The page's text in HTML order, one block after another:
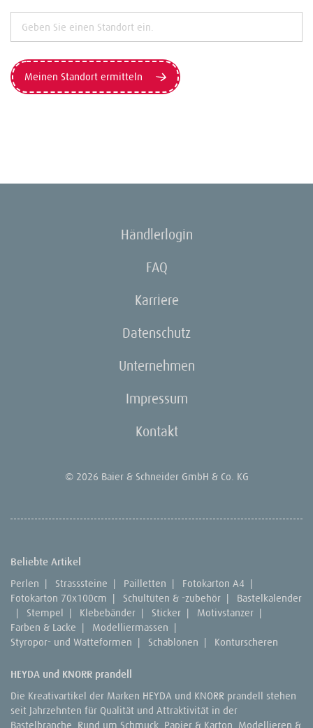
Meinen Standort ermitteln
Händlerlogin
FAQ
Karriere
Datenschutz
Unternehmen
Impressum
Kontakt
© 2026 Baier & Schneider GmbH & Co. KG
Beliebte Artikel
Perlen | Strasssteine | Pailletten | Fotokarton A4 |
Fotokarton 70x100cm | Schultüten & -zubehör |
Bastelkalender
|
Stempel | Klebebänder | Sticker | Motivstanzer |
Farben & Lacke | Modelliermassen |
Styropor- und Watteformen | Schablonen | Konturscheren
HEYDA und KNORR prandell
Die Kreativartikel der Marken HEYDA und KNORR prandell stehen
seit Jahrzehnten für Qualität und Attraktivität in der
Bastelbranche. Rund um Schmuck, Papier & Karton, Modellieren &